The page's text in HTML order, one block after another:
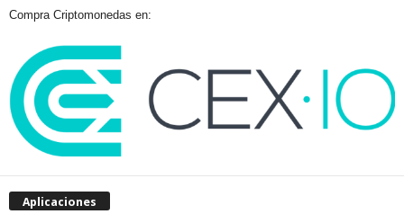
Compra Criptomonedas en:
Aplicaciones